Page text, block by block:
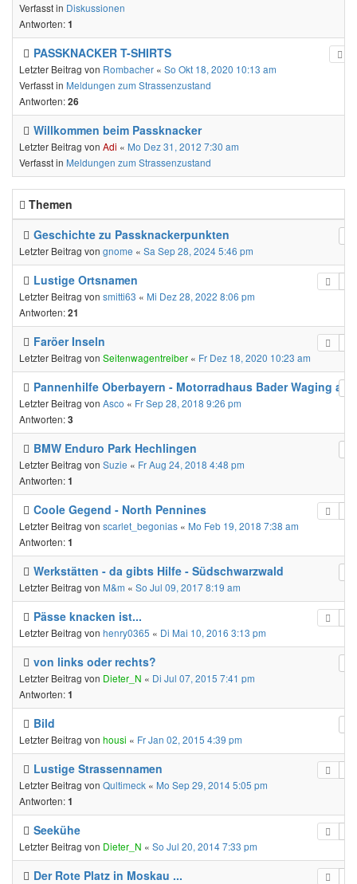
Verfasst in Diskussionen
Antworten:1
PASSKNACKER T-SHIRTS
Letzter Beitrag von Rombacher « So Okt 18, 2020 10:13 am
Verfasst in Meldungen zum Strassenzustand
Antworten:26
Willkommen beim Passknacker
Letzter Beitrag von Adi « Mo Dez 31, 2012 7:30 am
Verfasst in Meldungen zum Strassenzustand
Themen
Geschichte zu Passknackerpunkten
Letzter Beitrag von gnome « Sa Sep 28, 2024 5:46 pm
Lustige Ortsnamen
Letzter Beitrag von smitti63 « Mi Dez 28, 2022 8:06 pm
Antworten:21
Faröer Inseln
Letzter Beitrag von Seitenwagentreiber « Fr Dez 18, 2020 10:23 am
Pannenhilfe Oberbayern - Motorradhaus Bader Waging am
Letzter Beitrag von Asco « Fr Sep 28, 2018 9:26 pm
Antworten:3
BMW Enduro Park Hechlingen
Letzter Beitrag von Suzie « Fr Aug 24, 2018 4:48 pm
Antworten:1
Coole Gegend - North Pennines
Letzter Beitrag von scarlet_begonias « Mo Feb 19, 2018 7:38 am
Antworten:1
Werkstätten - da gibts Hilfe - Südschwarzwald
Letzter Beitrag von M&m « So Jul 09, 2017 8:19 am
Pässe knacken ist...
Letzter Beitrag von henry0365 « Di Mai 10, 2016 3:13 pm
von links oder rechts?
Letzter Beitrag von Dieter_N « Di Jul 07, 2015 7:41 pm
Antworten:1
Bild
Letzter Beitrag von housi « Fr Jan 02, 2015 4:39 pm
Lustige Strassennamen
Letzter Beitrag von Qultimeck « Mo Sep 29, 2014 5:05 pm
Antworten:1
Seekühe
Letzter Beitrag von Dieter_N « So Jul 20, 2014 7:33 pm
Der Rote Platz in Moskau ...